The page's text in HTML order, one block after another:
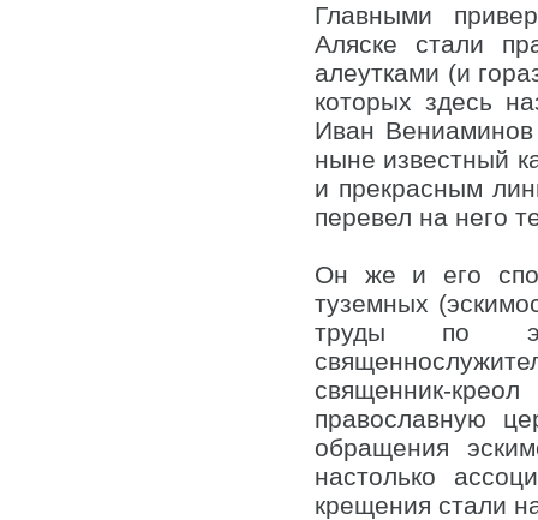
Главными
Аляске стали
алеутками (и
которых здесь
Иван Вениаминов
ныне известный
и прекрасным
перевел на него
Он же и его
туземных
труды по
священник-
православную
обращения
настолько
крещения стали